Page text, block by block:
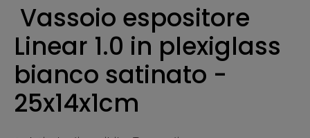
Vassoio espositore
Linear 1.0 in plexiglass
bianco satinato -
25x14x1cm